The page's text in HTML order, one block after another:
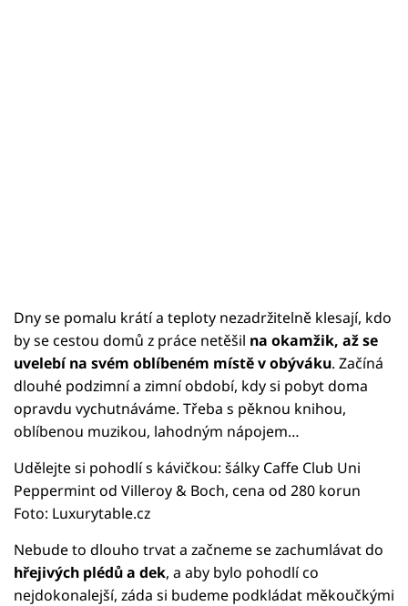
Dny se pomalu krátí a teploty nezadržitelně klesají, kdo
by se cestou domů z práce netěšil na okamžik, až se
uvelebí na svém oblíbeném místě v obýváku. Začíná
dlouhé podzimní a zimní období, kdy si pobyt doma
opravdu vychutnáváme. Třeba s pěknou knihou,
oblíbenou muzikou, lahodným nápojem…
Udělejte si pohodlí s kávičkou: šálky Caffe Club Uni
Peppermint od Villeroy & Boch, cena od 280 korun
Foto: Luxurytable.cz
Nebude to dlouho trvat a začneme se zachumlávat do
hřejivých plédů a dek, a aby bylo pohodlí co
nejdokonalejší, záda si budeme podkládat měkoučkými